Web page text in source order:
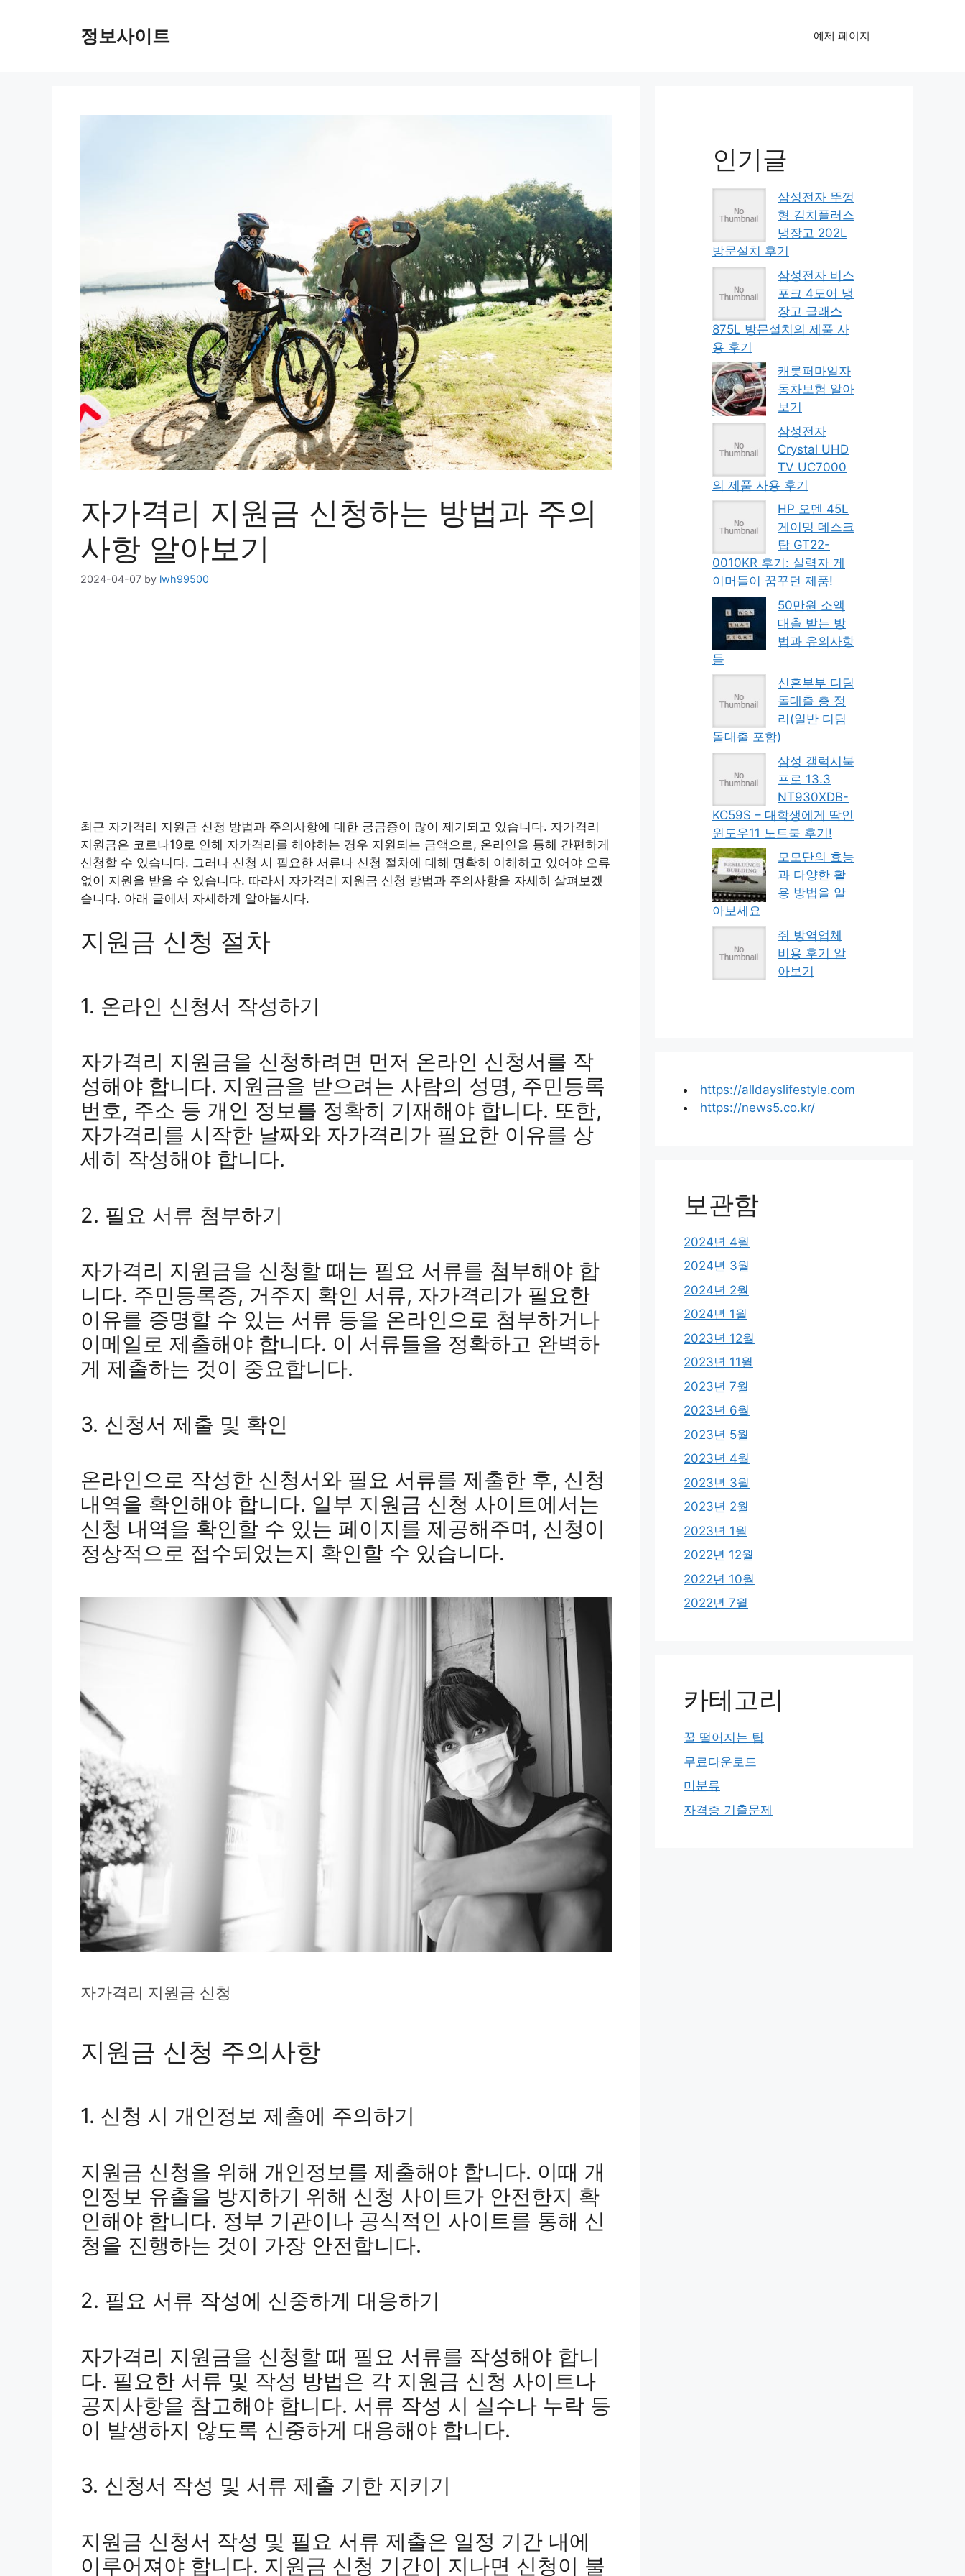
정보사이트 예제 페이지
자가격리 지원금 신청하는 방법과 주의
사항 알아보기
2024-04-07 by lwh99500
최근 자가격리 지원금 신청 방법과 주의사항에 대한 궁금증이 많이 제기되고 있습니다. 자가격리
지원금은 코로나19로 인해 자가격리를 해야하는 경우 지원되는 금액으로, 온라인을 통해 간편하게
신청할 수 있습니다. 그러나 신청 시 필요한 서류나 신청 절차에 대해 명확히 이해하고 있어야 오류
없이 지원을 받을 수 있습니다. 따라서 자가격리 지원금 신청 방법과 주의사항을 자세히 살펴보겠
습니다. 아래 글에서 자세하게 알아봅시다.
지원금 신청 절차
1. 온라인 신청서 작성하기
자가격리 지원금을 신청하려면 먼저 온라인 신청서를 작
성해야 합니다. 지원금을 받으려는 사람의 성명, 주민등록
번호, 주소 등 개인 정보를 정확히 기재해야 합니다. 또한,
자가격리를 시작한 날짜와 자가격리가 필요한 이유를 상
세히 작성해야 합니다.
2. 필요 서류 첨부하기
자가격리 지원금을 신청할 때는 필요 서류를 첨부해야 합
니다. 주민등록증, 거주지 확인 서류, 자가격리가 필요한
이유를 증명할 수 있는 서류 등을 온라인으로 첨부하거나
이메일로 제출해야 합니다. 이 서류들을 정확하고 완벽하
게 제출하는 것이 중요합니다.
3. 신청서 제출 및 확인
온라인으로 작성한 신청서와 필요 서류를 제출한 후, 신청
내역을 확인해야 합니다. 일부 지원금 신청 사이트에서는
신청 내역을 확인할 수 있는 페이지를 제공해주며, 신청이
정상적으로 접수되었는지 확인할 수 있습니다.
자가격리 지원금 신청
지원금 신청 주의사항
1. 신청 시 개인정보 제출에 주의하기
지원금 신청을 위해 개인정보를 제출해야 합니다. 이때 개
인정보 유출을 방지하기 위해 신청 사이트가 안전한지 확
인해야 합니다. 정부 기관이나 공식적인 사이트를 통해 신
청을 진행하는 것이 가장 안전합니다.
2. 필요 서류 작성에 신중하게 대응하기
자가격리 지원금을 신청할 때 필요 서류를 작성해야 합니
다. 필요한 서류 및 작성 방법은 각 지원금 신청 사이트나
공지사항을 참고해야 합니다. 서류 작성 시 실수나 누락 등
이 발생하지 않도록 신중하게 대응해야 합니다.
3. 신청서 작성 및 서류 제출 기한 지키기
지원금 신청서 작성 및 필요 서류 제출은 일정 기간 내에
이루어져야 합니다. 지원금 신청 기간이 지나면 신청이 불
인기글
삼성전자 뚜껑
형 김치플러스
냉장고 202L
방문설치 후기
삼성전자 비스
포크 4도어 냉
장고 글래스
875L 방문설치의 제품 사
용 후기
캐롯퍼마일자
동차보험 알아
보기
삼성전자
Crystal UHD
TV UC7000
의 제품 사용 후기
HP 오멘 45L
게이밍 데스크
탑 GT22-
0010KR 후기: 실력자 게
이머들이 꿈꾸던 제품!
50만원 소액
대출 받는 방
법과 유의사항
들
신혼부부 디딤
돌대출 총 정
리(일반 디딤
돌대출 포함)
삼성 갤럭시북
프로 13.3
NT930XDB-
KC59S – 대학생에게 딱인
윈도우11 노트북 후기!
모모단의 효능
과 다양한 활
용 방법을 알
아보세요
쥐 방역업체
비용 후기 알
아보기
https://alldayslifestyle.com
https://news5.co.kr/
보관함
2024년 4월
2024년 3월
2024년 2월
2024년 1월
2023년 12월
2023년 11월
2023년 7월
2023년 6월
2023년 5월
2023년 4월
2023년 3월
2023년 2월
2023년 1월
2022년 12월
2022년 10월
2022년 7월
카테고리
꿀 떨어지는 팁
무료다운로드
미분류
자격증 기출문제